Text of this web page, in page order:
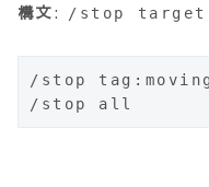
構文: /stop target
/stop
/stop all       # 全